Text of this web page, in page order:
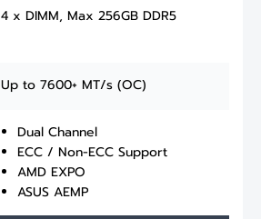
4 x DIMM, Max 256GB DDR5
Up to 7600+ MT/s (OC)
Dual Channel
ECC / Non-ECC Support
AMD EXPO
ASUS AEMP